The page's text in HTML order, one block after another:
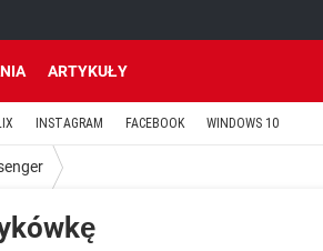
ARTYKUŁY
INSTAGRAM FACEBOOK WINDOWS 10